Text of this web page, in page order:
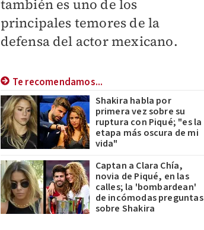
también es uno de los
principales temores de la
defensa del actor mexicano.
Te recomendamos...
Shakira habla por
primera vez sobre su
ruptura con Piqué; "es la
etapa más oscura de mi
vida"
Captan a Clara Chía,
novia de Piqué, en las
calles; la 'bombardean'
de incómodas preguntas
sobre Shakira